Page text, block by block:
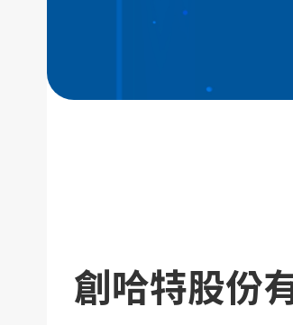
創哈特股份